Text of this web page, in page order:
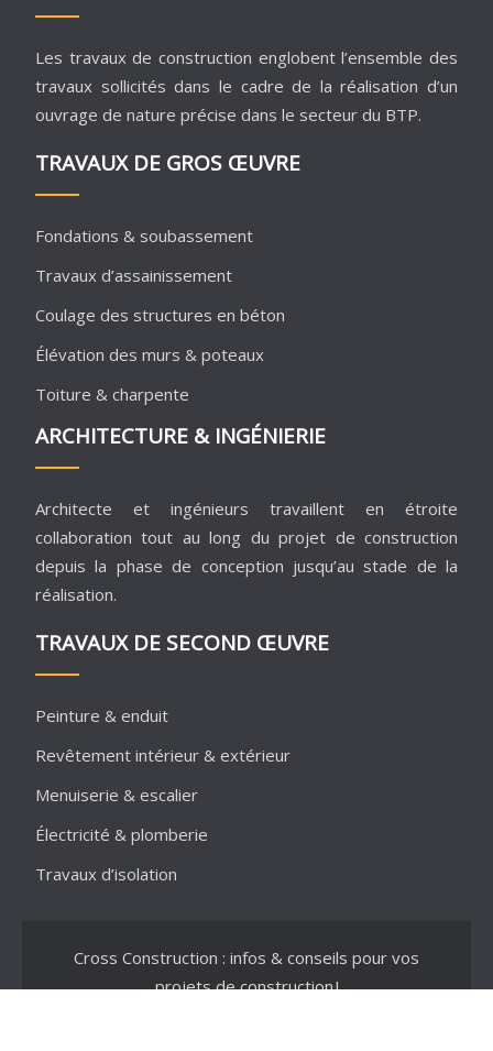
Les travaux de construction englobent l’ensemble des
travaux sollicités dans le cadre de la réalisation d’un
ouvrage de nature précise dans le secteur du BTP.
TRAVAUX DE GROS ŒUVRE
Fondations & soubassement
Travaux d’assainissement
Coulage des structures en béton
Élévation des murs & poteaux
Toiture & charpente
ARCHITECTURE & INGÉNIERIE
Architecte et ingénieurs travaillent en étroite
collaboration tout au long du projet de construction
depuis la phase de conception jusqu’au stade de la
réalisation.
TRAVAUX DE SECOND ŒUVRE
Peinture & enduit
Revêtement intérieur & extérieur
Menuiserie & escalier
Électricité & plomberie
Travaux d’isolation
Cross Construction : infos & conseils pour vos
projets de construction !